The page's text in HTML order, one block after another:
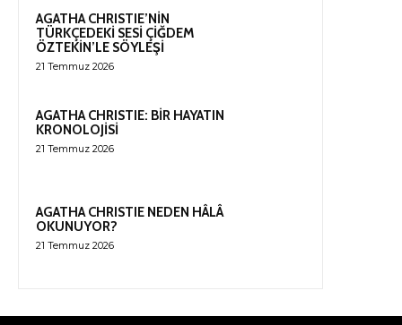
AGATHA CHRISTIE’NİN
TÜRKÇEDEKİ SESİ ÇİĞDEM
ÖZTEKİN’LE SÖYLEŞİ
21 Temmuz 2026
AGATHA CHRISTIE: BİR HAYATIN
KRONOLOJİSİ
21 Temmuz 2026
AGATHA CHRISTIE NEDEN HÂLÂ
OKUNUYOR?
21 Temmuz 2026